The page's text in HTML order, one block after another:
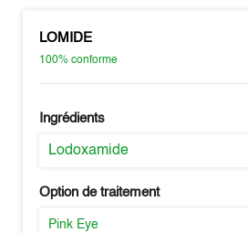
LOMIDE
100%conforme
Ingrédients
Lodoxamide
Option de traitement
Pink Eye